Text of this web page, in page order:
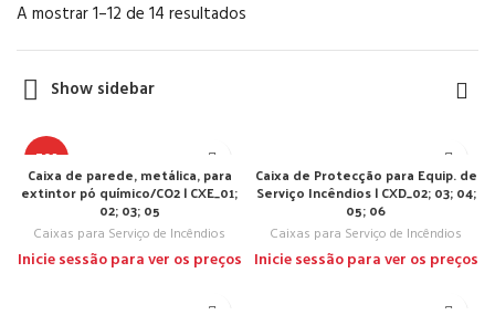
A mostrar 1–12 de 14 resultados
Show sidebar
TOP
Caixa de parede, metálica, para
extintor pó químico/CO2 | CXE_01;
02; 03; 05
Caixas para Serviço de Incêndios
Inicie sessão para ver os preços
Caixa de Protecção para Equip. de
Serviço Incêndios | CXD_02; 03; 04;
05; 06
Caixas para Serviço de Incêndios
Inicie sessão para ver os preços